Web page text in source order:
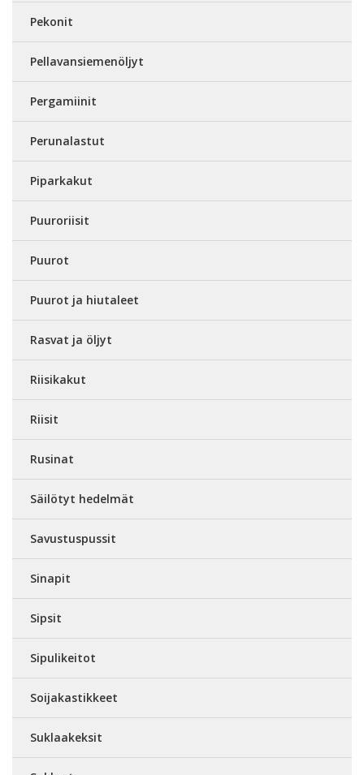
Pekonit
Pellavansiemenöljyt
Pergamiinit
Perunalastut
Piparkakut
Puuroriisit
Puurot
Puurot ja hiutaleet
Rasvat ja öljyt
Riisikakut
Riisit
Rusinat
Säilötyt hedelmät
Savustuspussit
Sinapit
Sipsit
Sipulikeitot
Soijakastikkeet
Suklaakeksit